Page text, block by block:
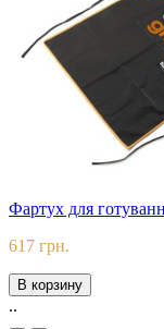
Фартух для
617 грн.
В корзину
..